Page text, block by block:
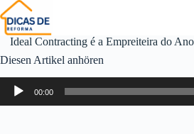
Ideal Contracting é a Empreiteira do
Diesen Artikel anhören
Audio-
Player
00:00